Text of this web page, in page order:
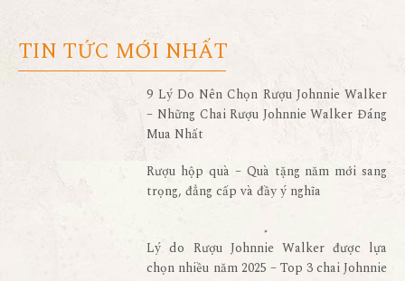
TIN TỨC MỚI NHẤT
9 Lý Do Nên Chọn Rượu Johnnie Walker
– Những Chai Rượu Johnnie Walker Đáng
Mua Nhất
Rượu hộp quà – Quà tặng năm mới sang
trọng, đẳng cấp và đầy ý nghĩa
chọn nhiều năm 2025 – Top 3 chai Johnnie
Walker bán chạy nhất